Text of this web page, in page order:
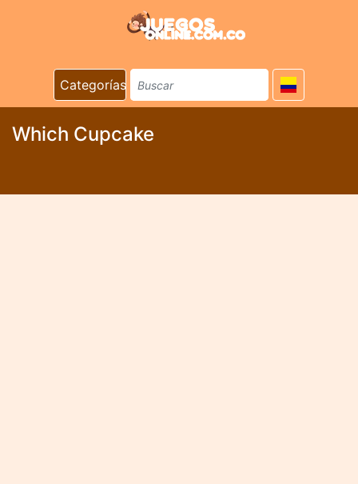
Categorías
Which Cupcake